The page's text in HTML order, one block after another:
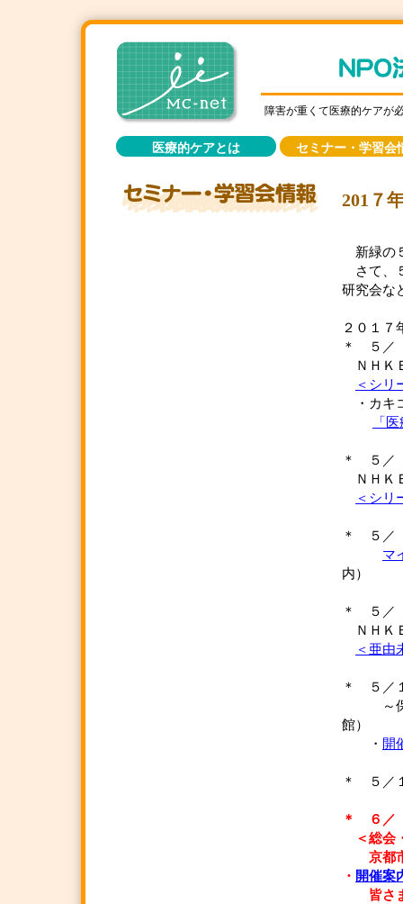
障害が重くて医療的ケアが
医療的ケアとは セミナー・学習会
201７
新緑の
さて、
研究会な
２０１７
＊ ５／
ＮＨＫ
＜シ
・カキ
「
＊ ５／
ＮＨＫ
＜シ
＊ ５／
マ
内）
＊ ５／
ＮＨＫ
＜亜由
＊ ５／
～保護
館）
・ 開
＊ ５／
＊ ６／
＜総会
京都市
・ 開催案
皆さま